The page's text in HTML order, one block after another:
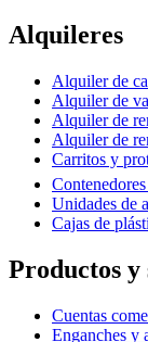
Alquileres
Alquiler de
Alquiler de
Alquiler de
Alquiler de
Carritos y
Unidades de
Cajas de
Productos y
Cuentas
Enganches y